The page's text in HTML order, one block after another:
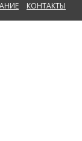
КОНТАКТЫ